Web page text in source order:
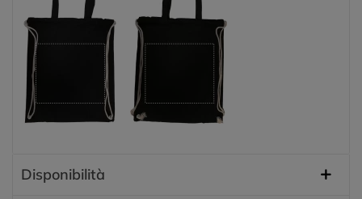
Disponibilità